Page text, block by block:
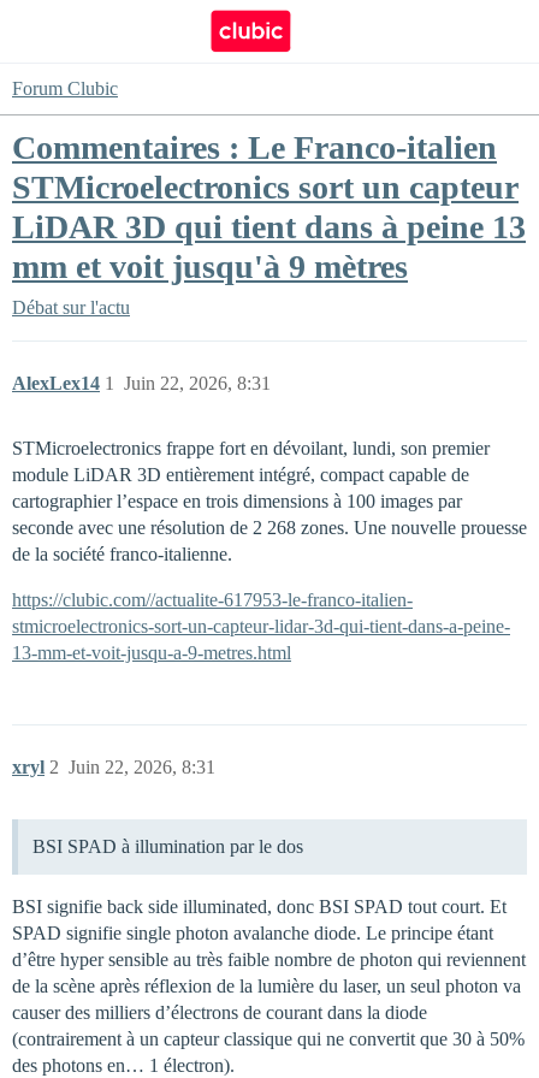
Forum Clubic
Commentaires : Le Franco-italien
STMicroelectronics sort un capteur
LiDAR 3D qui tient dans à peine 13
mm et voit jusqu'à 9 mètres
Débat sur l'actu
AlexLex14 Juin 22, 2026, 8:31
1
STMicroelectronics frappe fort en dévoilant, lundi, son premier
module LiDAR 3D entièrement intégré, compact capable de
cartographier l’espace en trois dimensions à 100 images par
seconde avec une résolution de 2 268 zones. Une nouvelle prouesse
de la société franco-italienne.
https://clubic.com//actualite-617953-le-franco-italien-
stmicroelectronics-sort-un-capteur-lidar-3d-qui-tient-dans-a-peine-
13-mm-et-voit-jusqu-a-9-metres.html
xryl Juin 22, 2026, 8:31
2
BSI SPAD à illumination par le dos
BSI signifie back side illuminated, donc BSI SPAD tout court. Et
SPAD signifie single photon avalanche diode. Le principe étant
d’être hyper sensible au très faible nombre de photon qui reviennent
de la scène après réflexion de la lumière du laser, un seul photon va
causer des milliers d’électrons de courant dans la diode
(contrairement à un capteur classique qui ne convertit que 30 à 50%
des photons en… 1 électron).